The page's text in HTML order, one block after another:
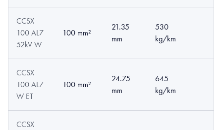
CCSX
100 AL7
52kV W
100 mm²
21.35
mm
530
kg/km
CCSX
100 AL7
W ET
100 mm²
24.75
mm
645
kg/km
CCSX